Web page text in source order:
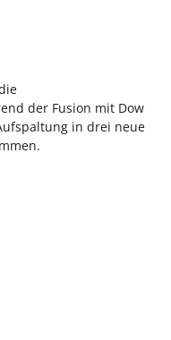
der Fusion mit Dow
in drei neue